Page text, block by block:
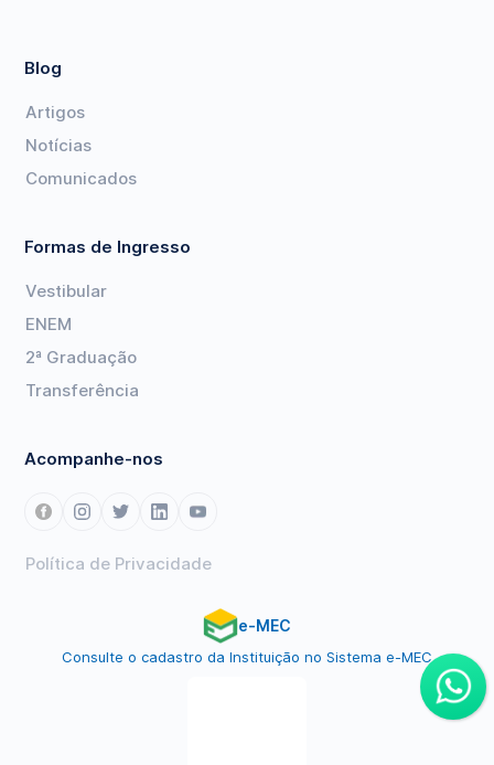
Blog
Artigos
Notícias
Comunicados
Formas de Ingresso
Vestibular
ENEM
2ª Graduação
Transferência
Acompanhe-nos
Política de Privacidade
e-MEC
Consulte o cadastro da Instituição no Sistema e-MEC